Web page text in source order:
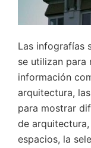
Las infografías
se utilizan para
información
arquitectura,
para mostrar
de
espacios, la